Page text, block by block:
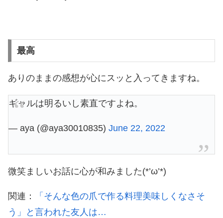
最高
ありのままの感想が心にスッと入ってきますね。
ギャルは明るいし素直ですよね。
— aya (@aya30010835) June 22, 2022
微笑ましいお話に心が和みました(*’ω’*)
関連：
「そんな色の爪で作る料理美味しくなさそ
う」と言われた友人は…